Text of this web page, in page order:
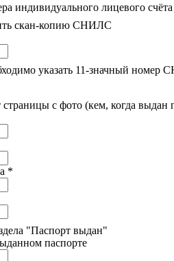
индивидуального лицевого
скан-копию СНИЛС
указать 11-значный номер
с фото (кем, когда выдан
*
"Паспорт выдан"
паспорте